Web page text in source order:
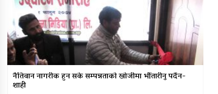
नैतिवान नागरीक हुन सके सम्पन्नताको खोजीमा भौंतारीनु पर्दैन-
शाही